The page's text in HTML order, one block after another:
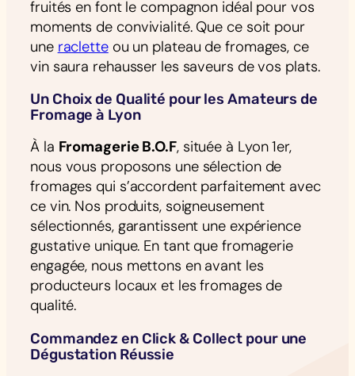
fruités en font le compagnon idéal pour vos
moments de convivialité. Que ce soit pour
une racletteou un plateau de fromages, ce
vin saura rehausser les saveurs de vos plats.
Un Choix de Qualité pour les Amateurs de
Fromage à Lyon
À la Fromagerie B.O.F, située à Lyon 1er,
nous vous proposons une sélection de
fromages qui s’accordent parfaitement avec
ce vin. Nos produits, soigneusement
sélectionnés, garantissent une expérience
gustative unique. En tant que fromagerie
engagée, nous mettons en avant les
producteurs locaux et les fromages de
qualité.
Commandez en Click & Collect pour une
Dégustation Réussie